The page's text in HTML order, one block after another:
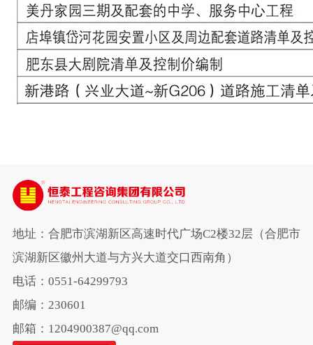
地址：合肥市滨湖新区高速时代广场C2楼32层（合肥市
滨湖新区徽州大道与方兴大道交口西南角）
电话：0551-64299793
邮编：230601
邮箱：1204900387@qq.com